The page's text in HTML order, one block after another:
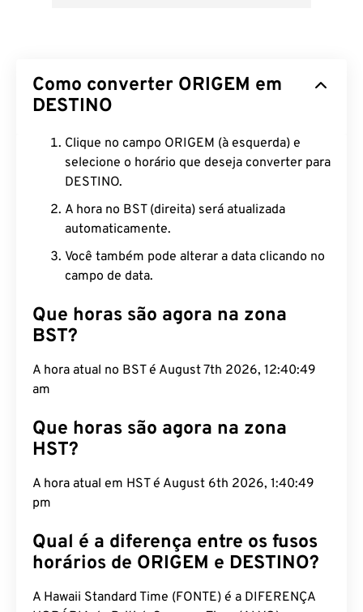
Como converter ORIGEM em
DESTINO
Clique no campo ORIGEM (à esquerda) e
selecione o horário que deseja converter para
DESTINO.
A hora no BST (direita) será atualizada
automaticamente.
Você também pode alterar a data clicando no
campo de data.
Que horas são agora na zona
BST?
A hora atual no BST é August 7th 2026, 12:40:50
am
Que horas são agora na zona
HST?
A hora atual em HST é August 6th 2026, 1:40:50
pm
Qual é a diferença entre os fusos
horários de ORIGEM e DESTINO?
A Hawaii Standard Time (FONTE) é a DIFERENÇA